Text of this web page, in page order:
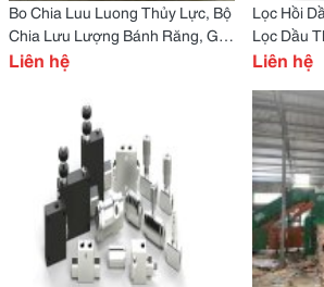
Bo Chia Luu Luong Thủy Lực, Bộ
Chia Lưu Lượng Bánh Răng, Giá
Bộ Chia Lưu Lượng Bánh Răng
Liên hệ
Lọc Hồi
Lọc Dầu
Di Động
Liên hệ